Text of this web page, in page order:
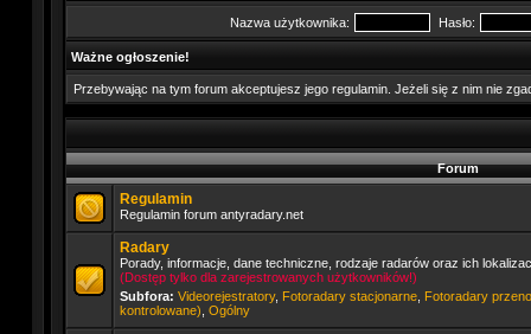
Nazwa użytkownika: Hasło:
Ważne ogłoszenie!
Przebywając na tym forum akceptujesz jego regulamin. Jeżeli się z nim nie
Forum
Regulamin
Regulamin forum antyradary.net
Radary
Porady, informacje, dane techniczne, rodzaje radarów oraz ich
(Dostęp tylko dla zarejestrowanych użytkowników!)
Subfora: Videorejestratory, Fotoradary stacjonarne Fotoradary
kontrolowane) Ogólny